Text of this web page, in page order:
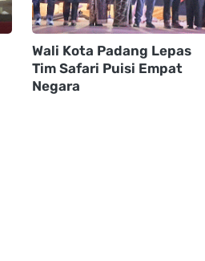
Wali Kota Padang Lepas
Tim Safari Puisi Empat
Negara